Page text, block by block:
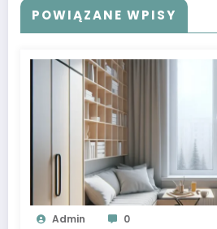
POWIĄZANE WPISY
Admin 0